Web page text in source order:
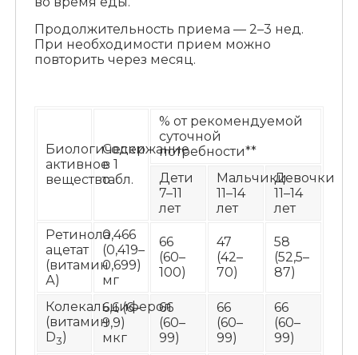
Продолжительность приема — 2–3 нед.
При необходимости прием можно
повторить через месяц.
Биологически
активное
вещество
Содержание
в 1
табл.
% от рекомендуемой
суточной
потребности**
Дети
7–11
лет
Мальчики
11–14
лет
Девочки
11–14
лет
Ретинола
ацетат
(витамин
А)
0,466
(0,419–
0,699)
мг
66
(60–
100)
47
(42–
70)
58
(52,5–
87)
Колекальциферол
(витамин
D3)
6,6 (6–
9,9)
мкг
66
(60–
99)
66
(60–
99)
66
(60–
99)